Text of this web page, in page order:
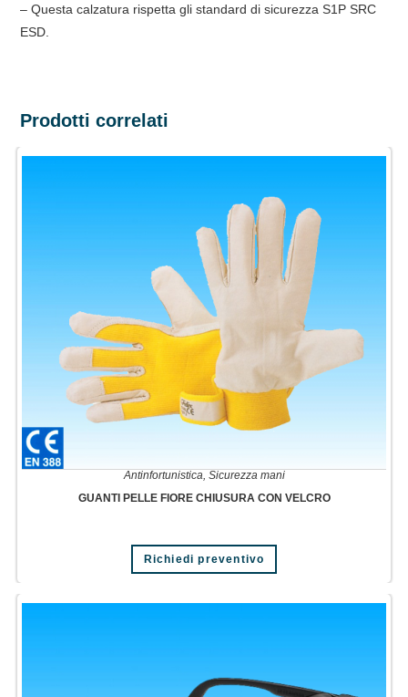
– Questa calzatura rispetta gli standard di sicurezza S1P SRC
ESD.
Prodotti correlati
Antinfortunistica, Sicurezza mani
GUANTI PELLE FIORE CHIUSURA CON VELCRO
Richiedi preventivo